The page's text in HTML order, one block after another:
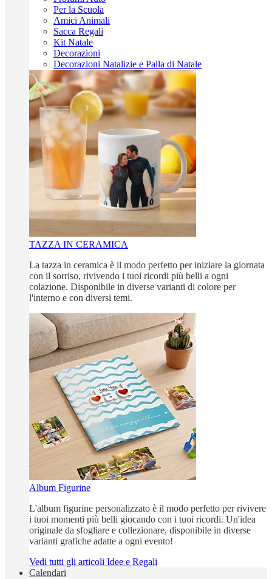
Per la Scuola
Amici Animali
Sacca Regali
Kit Natale
Decorazioni
Decorazioni Natalizie e Palla di Natale
TAZZA IN CERAMICA
La tazza in ceramica è il modo perfetto per iniziare la giornata
con il sorriso, rivivendo i tuoi ricordi più belli a ogni
colazione. Disponibile in diverse varianti di colore per
l'interno e con diversi temi.
Album Figurine
L'album figurine personalizzato è il modo perfetto per rivivere
i tuoi momenti più belli giocando con i tuoi ricordi. Un'idea
originale da sfogliare e collezionare, disponibile in diverse
varianti grafiche adatte a ogni evento!
Vedi tutti gli articoli Idee e Regali
Calendari